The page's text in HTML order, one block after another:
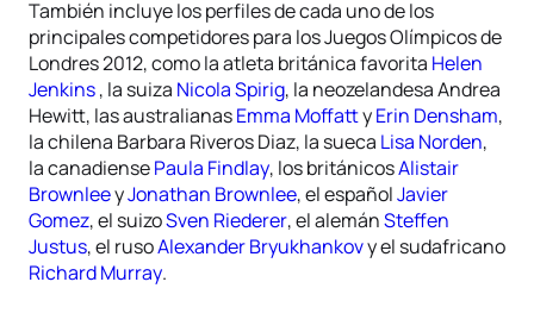
También incluye los perfiles de cada uno de los
principales competidores para los Juegos Olímpicos de
Londres 2012, como la atleta británica favorita Helen
Jenkins, la suiza Nicola Spirig, la neozelandesa Andrea
Hewitt, las australianasEmma MoffattyErin Densham,
la chilena Barbara Riveros Diaz, la sueca Lisa Norden,
la canadiensePaula Findlay, los británicosAlistair
BrownleeyJonathan Brownlee, el españolJavier
Gomez, el suizoSven Riederer, el alemánSteffen
Justus, el rusoAlexander Bryukhankovy el sudafricano
Richard Murray.